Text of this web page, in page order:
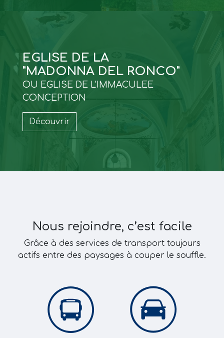
EGLISE DE LA
"MADONNA DEL RONCO"
OU EGLISE DE L'IMMACULEE
CONCEPTION
Découvrir
Nous rejoindre, c’est facile
Grâce à des services de transport toujours
actifs entre des paysages à couper le souffle.